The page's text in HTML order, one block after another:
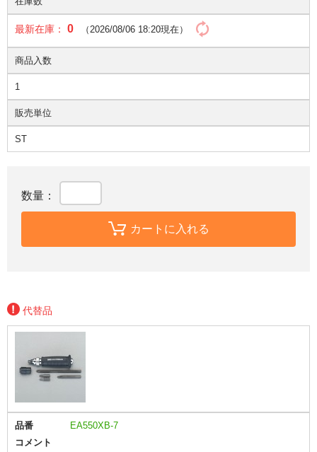
最新在庫： 0 （2026/08/06 18:20現在）
商品入数
1
販売単位
ST
数量：
カートに入れる
代替品
品番
EA550XB-7
コメント